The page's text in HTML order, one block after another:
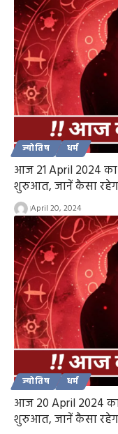
ज्योतिष धर्म
आज 21 April 2024
शुरुआत, जानें कैसा
April 20, 2024
ज्योतिष धर्म
आज 20 April 2024
शुरुआत, जानें कैसा